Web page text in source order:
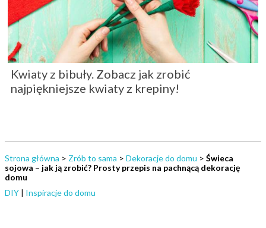
Kwiaty z bibuły. Zobacz jak zrobić
najpiękniejsze kwiaty z krepiny!
Strona główna > Zrób to sama > Dekoracje do domu > Świeca
sojowa – jak ją zrobić? Prosty przepis na pachnącą dekorację
domu
DIY | Inspiracje do domu